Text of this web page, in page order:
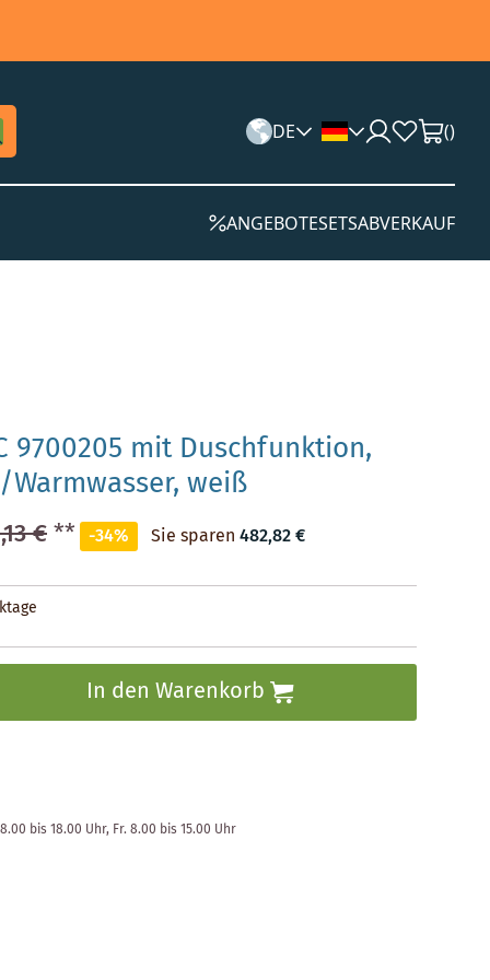
DE ()
ANGEBOTESETSABVERKAUF
9700205 mit Duschfunktion,
weiß
€** -34% Sie sparen 482,82 €
In den Warenkorb
bis 18.00 Uhr, Fr. 8.00 bis 15.00 Uhr